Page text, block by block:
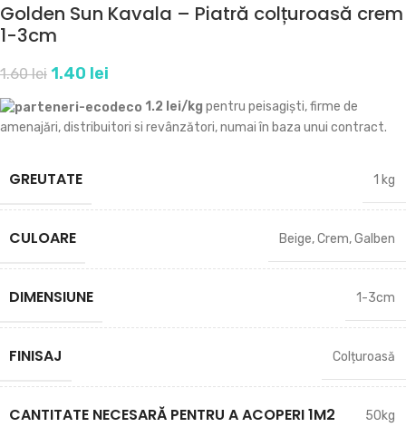
Golden Sun Kavala – Piatră colțuroasă crem
1-3cm
1.60lei 1.40 lei
1.2 lei/kg pentru peisagiști, firme de
amenajări, distribuitori si revânzători, numai în baza unui contract.
GREUTATE 1 kg
CULOARE Beige,Crem,Galben
DIMENSIUNE 1-3cm
FINISAJ Colțuroasă
CANTITATE NECESARĂ PENTRU A ACOPERI 1M2 50kg